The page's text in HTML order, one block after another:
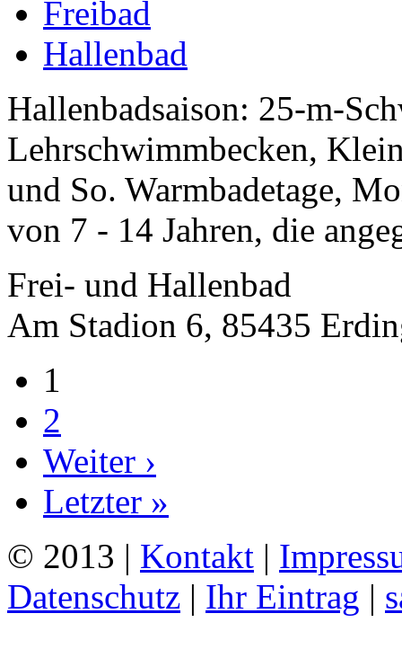
Freibad
Hallenbad
Hallenbadsaison: 25-m-
Lehrschwimmbecken,
und So. Warmbadetage,
von 7 - 14 Jahren, die
Frei- und Hallenbad
Am Stadion 6, 85435
1
2
Weiter ›
Letzter »
© 2013 | Kontakt |
Datenschutz | Ihr Eintrag |